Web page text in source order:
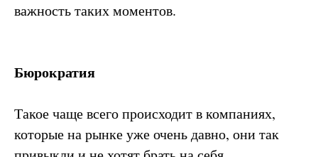
важность таких моментов.
Бюрократия
Такое чаще всего происходит в компаниях,
которые на рынке уже очень давно, они так